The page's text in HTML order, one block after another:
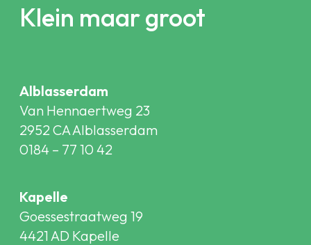
Klein maar groot
Alblasserdam
Van Hennaertweg 23
2952 CA Alblasserdam
0184 – 77 10 42
Kapelle
Goessestraatweg 19
4421 AD Kapelle